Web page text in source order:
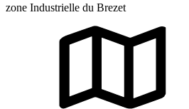
zone Industrielle du Brezet